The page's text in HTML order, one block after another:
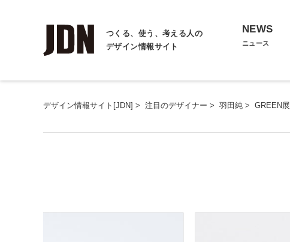
つくる、使う、考える人の
デザイン情報サイト
NEWS
ニュース
デザイン情報サイト[JDN] > 注目のデザイナー > 羽田純 > GREEN展